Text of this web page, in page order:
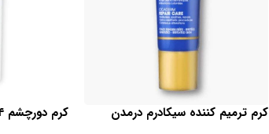
کرم ترمیم کننده سیکادرم درمدن
کرم دورچشم ۴*۱ هیالورونات کسترز